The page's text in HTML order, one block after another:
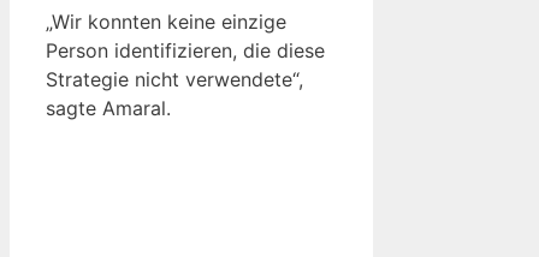
„Wir konnten keine einzige
Person identifizieren, die diese
Strategie nicht verwendete“,
sagte Amaral.